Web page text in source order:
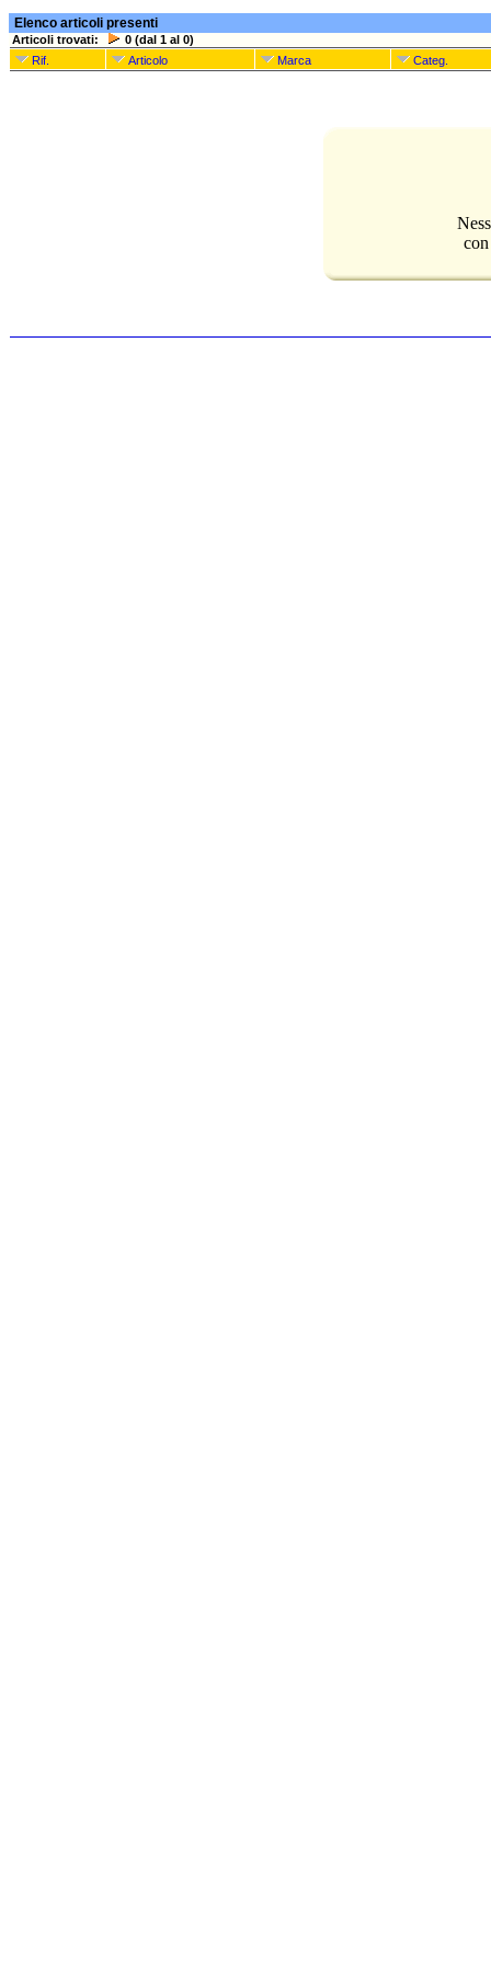
Elenco articoli presenti
Articoli trovati:
0 (dal 1 al 0)
Rif.
Articolo Marca Categ.